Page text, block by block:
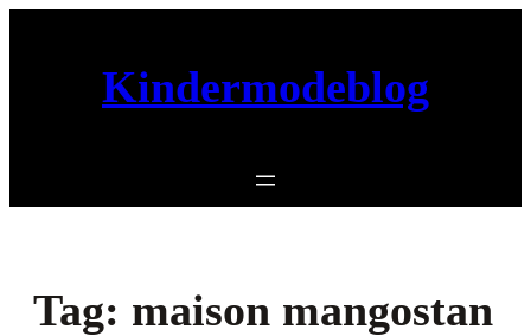
Kindermodeblog
Tag: maison mangostan